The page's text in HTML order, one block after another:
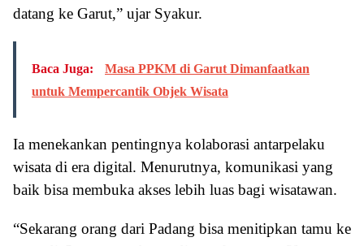
datang ke Garut,” ujar Syakur.
Baca Juga:
Masa PPKM di Garut Dimanfaatkan
untuk Mempercantik Objek Wisata
Ia menekankan pentingnya kolaborasi antarpelaku
wisata di era digital. Menurutnya, komunikasi yang
baik bisa membuka akses lebih luas bagi wisatawan.
“Sekarang orang dari Padang bisa menitipkan tamu ke